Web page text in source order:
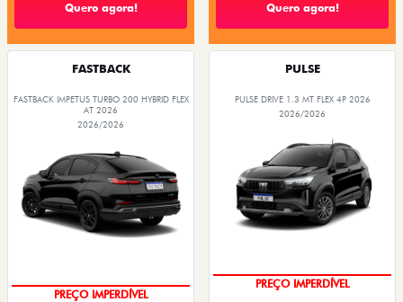
Quero agora! Quero agora!
FASTBACK
FASTBACK IMPETUS TURBO 200 HYBRID FLEX
AT 2026
2026/2026
OPORTUNIDADE
PULSE
PULSE DRIVE 1.3 MT FLEX 4P 2026
2026/2026
OPORTUNIDADE